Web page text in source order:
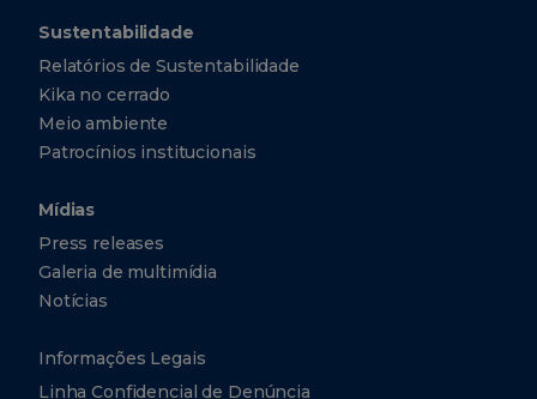
Sustentabilidade
Relatórios de Sustentabilidade
Kika no cerrado
Meio ambiente
Patrocínios institucionais
Mídias
Press releases
Galeria de multimídia
Notícias
Informações Legais
Linha Confidencial de Denúncia